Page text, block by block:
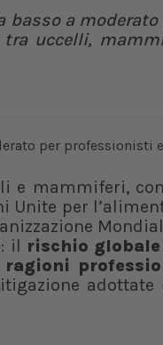
basso a moderato
uccelli,
e mammiferi,
Unite per
il rischio
ragioni
adottate